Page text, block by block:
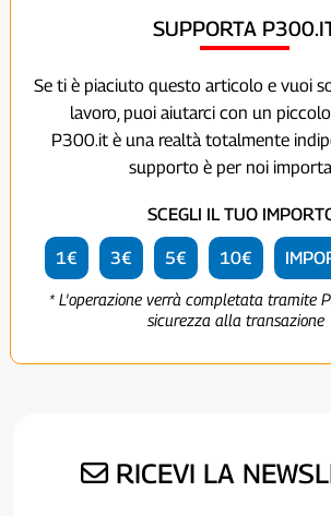
SUPPORTA
Se ti è piaciuto questo articolo e vuoi
lavoro, puoi aiutarci con un
P300.it è una realtà totalmente
supporto è per noi
SCEGLI IL TUO
1€ 3€ 5€ 10€
* L'operazione verrà completata tramite
sicurezza alla transazione
RICEVI LA